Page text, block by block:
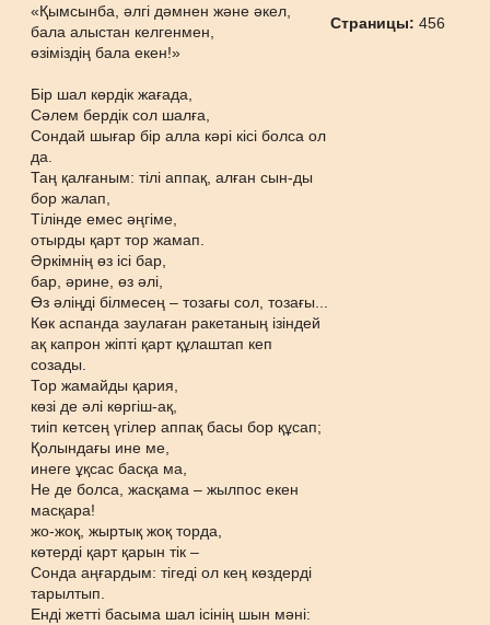
«Қымсынба, әлгі дәмнен және әкел,
бала алыстан келгенмен,
өзіміздің бала екен!»
Бір шал көрдік жағада,
Сәлем бердік сол шалға,
Сондай шығар бір алла кәрі кісі болса ол
да.
Таң қалғаным: тілі аппақ, алған сын-ды
бор жалап,
Тілінде емес әңгіме,
отырды қарт тор жамап.
Әркімнің өз ісі бар,
бар, әрине, өз әлі,
Өз әліңді білмесең – тозағы сол, тозағы...
Көк аспанда заулаған ракетаның ізіндей
ақ капрон жіпті қарт құлаштап кеп
созады.
Тор жамайды қария,
көзі де әлі көргіш-ақ,
тиіп кетсең үгілер аппақ басы бор құсап;
Қолындағы ине ме,
инеге ұқсас басқа ма,
Не де болса, жасқама – жылпос екен
масқара!
жо-жоқ, жыртық жоқ торда,
көтерді қарт қарын тік –
Сонда аңғардым: тігеді ол кең көздерді
тарылтып.
Енді жетті басыма шал ісінің шын мәні:
Страницы:456